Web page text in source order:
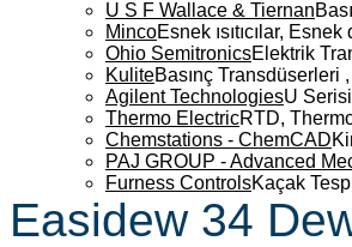
U S F Wallace & Tiernan
MincoEsnek ısıtıcılar,
Ohio SemitronicsElektrik
KuliteBasınç Transdüserleri
Agilent TechnologiesU
Thermo ElectricRTD,
Chemstations - ChemCAD
PAJ GROUP - Advanced
Furness ControlsKaçak
Easidew 34